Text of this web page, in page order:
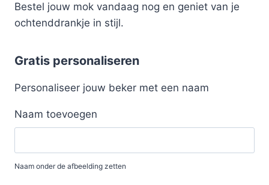
Bestel jouw mok vandaag nog en geniet van je
ochtenddrankje in stijl.
Gratis personaliseren
Personaliseer jouw beker met een naam
Naam toevoegen
Naam onder de afbeelding zetten